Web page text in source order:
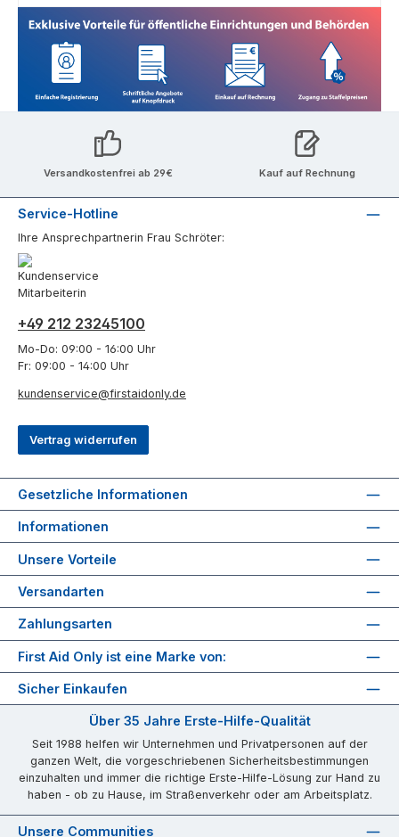
Versandkostenfrei ab 29€ Kauf auf Rechnung
Service-Hotline
Ihre Ansprechpartnerin Frau Schröter:
+49 212 23245100
Mo-Do: 09:00 - 16:00 Uhr
Fr: 09:00 - 14:00 Uhr
kundenservice@firstaidonly.de
Vertrag widerrufen
Gesetzliche Informationen
Informationen
Unsere Vorteile
Versandarten
Zahlungsarten
First Aid Only ist eine Marke von:
Sicher Einkaufen
Über 35 Jahre Erste-Hilfe-Qualität
Seit 1988 helfen wir Unternehmen und Privatpersonen auf der
ganzen Welt, die vorgeschriebenen Sicherheitsbestimmungen
einzuhalten und immer die richtige Erste-Hilfe-Lösung zur Hand zu
haben - ob zu Hause, im Straßenverkehr oder am Arbeitsplatz.
Unsere Communities